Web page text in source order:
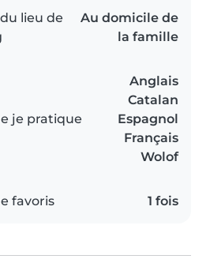
lieu de
Au domicile de
la famille
je pratique
Anglais
Catalan
Espagnol
Français
Wolof
favoris 1 fois